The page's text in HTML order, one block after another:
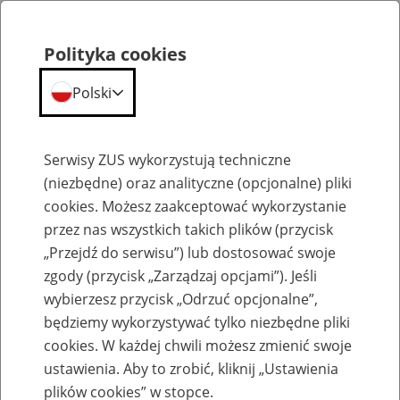
Komunikaty
Komunikat Prezesa Zakładu Ubezpieczeń
Społecznych z dnia 19 lutego 2020 r. w
Polityka cookies
Polski
Serwisy ZUS wykorzystują techniczne
(niezbędne) oraz analityczne (opcjonalne) pliki
cookies. Możesz zaakceptować wykorzystanie
przez nas wszystkich takich plików (przycisk
„Przejdź do serwisu”) lub dostosować swoje
zgody (przycisk „Zarządzaj opcjami”). Jeśli
wybierzesz przycisk „Odrzuć opcjonalne”,
będziemy wykorzystywać tylko niezbędne pliki
cookies. W każdej chwili możesz zmienić swoje
ustawienia. Aby to zrobić, kliknij „Ustawienia
plików cookies” w stopce.